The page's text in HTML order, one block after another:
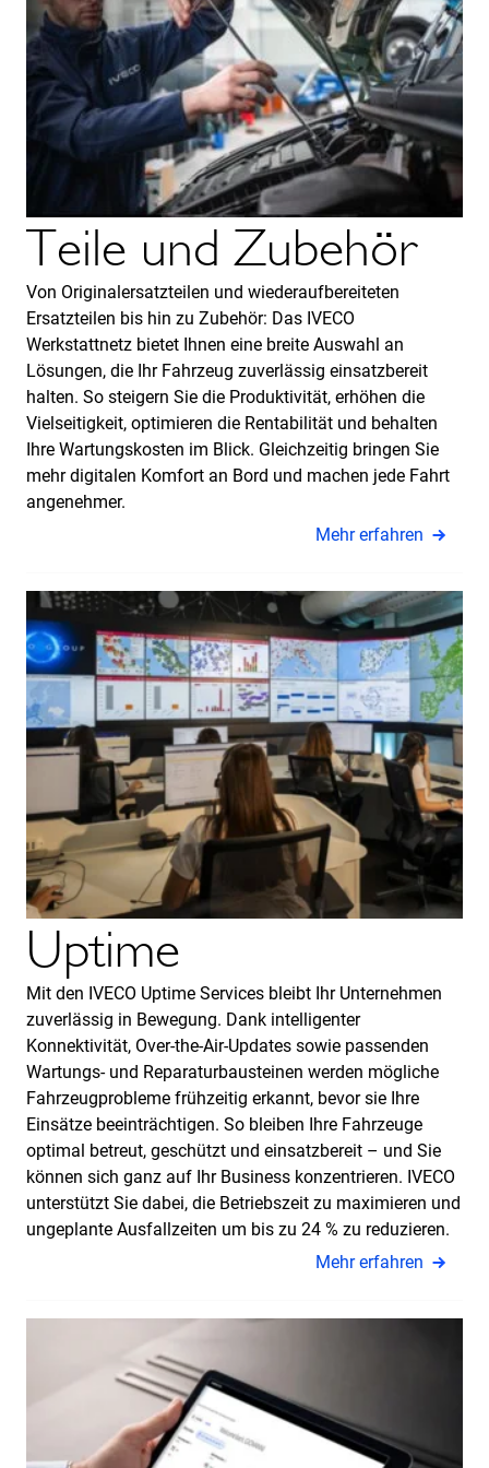
Teile und Zubehör
Von Originalersatzteilen und wiederaufbereiteten
Ersatzteilen bis hin zu Zubehör: Das IVECO
Werkstattnetz bietet Ihnen eine breite Auswahl an
Lösungen, die Ihr Fahrzeug zuverlässig einsatzbereit
halten. So steigern Sie die Produktivität, erhöhen die
Vielseitigkeit, optimieren die Rentabilität und behalten
Ihre Wartungskosten im Blick. Gleichzeitig bringen Sie
mehr digitalen Komfort an Bord und machen jede Fahrt
angenehmer.
Mehr erfahren
Uptime
Mit den IVECO Uptime Services bleibt Ihr Unternehmen
zuverlässig in Bewegung. Dank intelligenter
Konnektivität, Over-the-Air-Updates sowie passenden
Wartungs- und Reparaturbausteinen werden mögliche
Fahrzeugprobleme frühzeitig erkannt, bevor sie Ihre
Einsätze beeinträchtigen. So bleiben Ihre Fahrzeuge
optimal betreut, geschützt und einsatzbereit – und Sie
können sich ganz auf Ihr Business konzentrieren. IVECO
unterstützt Sie dabei, die Betriebszeit zu maximieren und
ungeplante Ausfallzeiten um bis zu 24 % zu reduzieren.
Mehr erfahren